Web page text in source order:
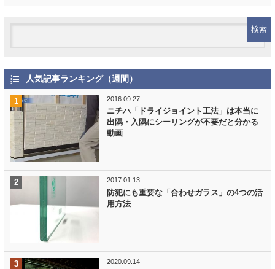
人気記事ランキング（週間）
2016.09.27
ニチハ「ドライジョイント工法」は本当に
出隅・入隅にシーリングが不要だと分かる
動画
2017.01.13
防犯にも重要な「合わせガラス」の4つの活
用方法
2020.09.14